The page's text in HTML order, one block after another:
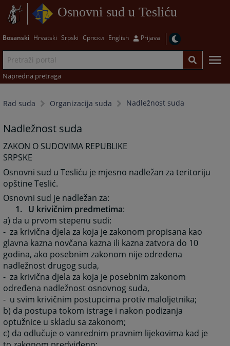
Osnovni sud u Tesliću
Bosanski Hrvatski Srpski Српски English Prijava
Napredna pretraga
Rad suda Organizacija suda Nadležnost suda
Nadležnost suda
ZAKON O SUDOVIMA REPUBLIKE
SRPSKE
Osnovni sud u Tesliću je mjesno nadležan za teritoriju
opštine Teslić.
Osnovni sud je nadležan za:
1. U krivičnim predmetima:
a) da u prvom stepenu sudi:
- za krivična djela za koja je zakonom propisana kao
glavna kazna novčana kazna ili kazna zatvora do 10
godina, ako posebnim zakonom nije određena
nadležnost drugog suda,
- za krivična djela za koja je posebnim zakonom
određena nadležnost osnovnog suda,
- u svim krivičnim postupcima protiv maloljetnika;
b) da postupa tokom istrage i nakon podizanja
optužnice u skladu sa zakonom;
c) da odlučuje o vanrednim pravnim lijekovima kad je